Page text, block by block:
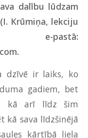
dalību lūdzam
Krūmiņa, lekciju
e-pastā:
.
dzīvē ir laiks, ko
gadiem, bet
kā arī līdz šim
kā sava līdzšinējā
kārtībā liela